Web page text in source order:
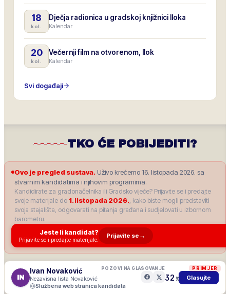
18
kol.
Dječja radionica u gradskoj knjižnici Iloka
Kalendar
20
kol.
Večernji film na otvorenom, Ilok
Kalendar
Svi događaji
TKO ĆE POBIJEDITI?
Ovo je pregled sustava. Uživo krećemo 16. listopada 2026. sa
stvarnim kandidatima i njihovim programima.
Kandidirate za gradonačelnika ili Gradsko vijeće? Prijavite se i predajte
svoje materijale do 1. listopada 2026., kako biste mogli predstaviti
svoja stajališta, odgovarati na pitanja građana i sudjelovati u izbornom
barometru.
Jeste li kandidat?
Prijavite se i predajte materijale.
Prijavite se →
PRIMJER
IN
Ivan Novaković
Nezavisna lista Novaković
POZOVI NA GLASOVANJE
Službena web stranica kandidata
32 % Glasujte